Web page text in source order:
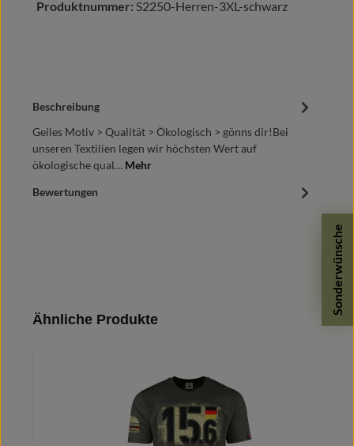
Produktnummer: S2250-Herren-3XL-schwarz
Sonderwünsche
Beschreibung
Geiles Motiv > Qualität > Ökologisch > gönns dir!Bei
unseren Textilien legen wir höchsten Wert auf
ökologische qual… Mehr
Bewertungen
Produktgalerie überspringen
Ähnliche Produkte